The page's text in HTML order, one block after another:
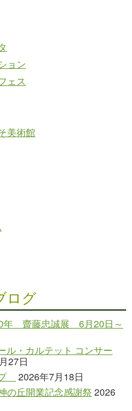
ョン
ェス
美術館
ログ
年 齋藤忠誠展 6月20日～
ル・カルテット コンサー
27日
2026年7月18日
の丘開業記念感謝祭 2026